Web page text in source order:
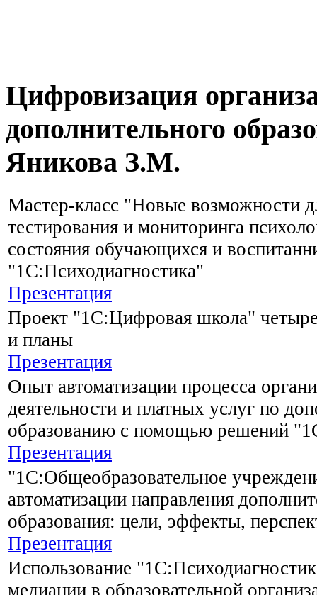
Цифровизация
дополнительного
Яникова З.М.
Мастер-класс "Новые возможности
тестирования и мониторинга
состояния обучающихся и
"1С:Психодиагностика"
Презентация
Проект "1С:Цифровая школа" четыре
и планы
Презентация
Опыт автоматизации процесса
деятельности и платных услуг по
образованию с помощью решений
Презентация
"1С:Общеобразовательное
автоматизации направления
образования: цели, эффекты,
Презентация
Использование
медиации в образовательной